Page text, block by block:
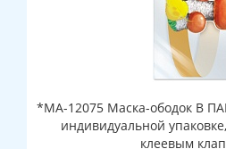
*МА-12075 Маска-ободок В
индивидуальной
клеевым